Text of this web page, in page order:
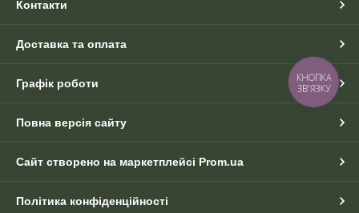
Контакти
Доставка та оплата
Графік роботи
Повна версія сайту
Сайт створено на маркетплейсі Prom.ua
Політика конфіденційності
КНОПКА
ЗВ'ЯЗКУ